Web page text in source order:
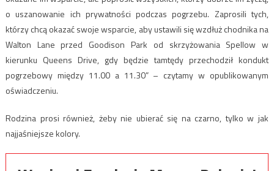
o uszanowanie ich prywatności podczas pogrzebu. Zaprosili tych,
którzy chcą okazać swoje wsparcie, aby ustawili się wzdłuż chodnika na
Walton Lane przed Goodison Park od skrzyżowania Spellow w
kierunku Queens Drive, gdy będzie tamtędy przechodził kondukt
pogrzebowy między 11.00 a 11.30” – czytamy w opublikowanym
oświadczeniu.
Rodzina prosi również, żeby nie ubierać się na czarno, tylko w jak
najjaśniejsze kolory.